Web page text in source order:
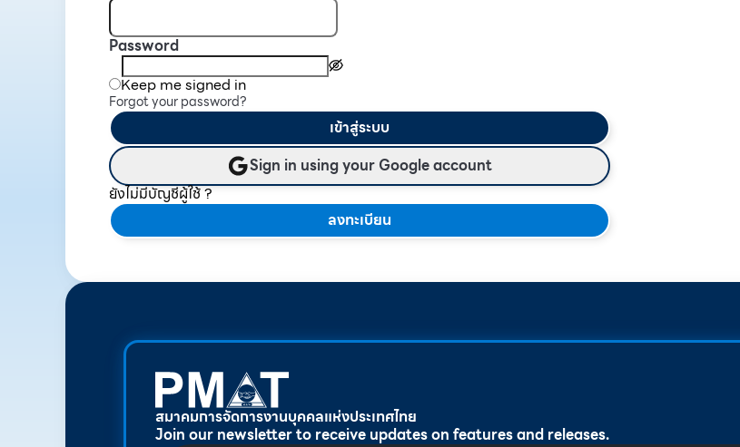
Password
Keep me signed in
Forgot your password?
เข้าสู่ระบบ
Sign in using your Google account
ยังไม่มีบัญชีผู้ใช้ ?
ลงทะเบียน
สมาคมการจัดการงานบุคคลแห่งประเทศไทย
Join our newsletter to receive updates on features and releases.